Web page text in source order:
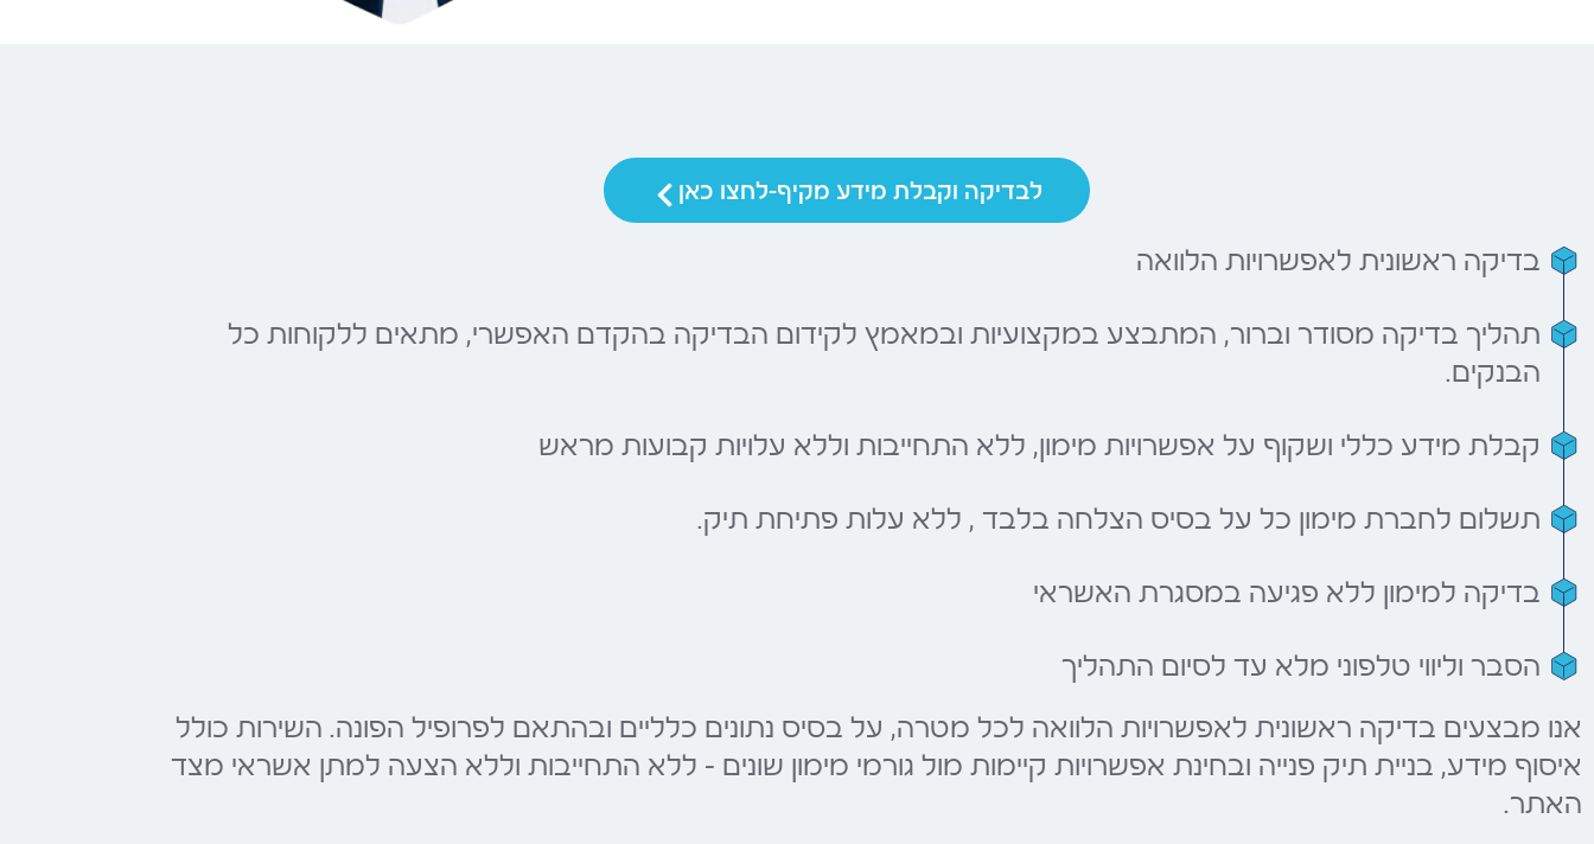
לבדיקה וקבלת מידע מקיף-לחצו כאן
בדיקה ראשונית לאפשרויות הלוואה
תהליך בדיקה מסודר וברור, המתבצע במקצועיות ובמאמץ לקידום הבדיקה בהקדם האפשרי, מתאים ללקוחות כל
הבנקים.
קבלת מידע כללי ושקוף על אפשרויות מימון, ללא התחייבות וללא עלויות קבועות מראש
תשלום לחברת מימון כל על בסיס הצלחה בלבד , ללא עלות פתיחת תיק.
בדיקה למימון ללא פגיעה במסגרת האשראי
הסבר וליווי טלפוני מלא עד לסיום התהליך
אנו מבצעים בדיקה ראשונית לאפשרויות הלוואה לכל מטרה, על בסיס נתונים כלליים ובהתאם לפרופיל הפונה. השירות כולל
איסוף מידע, בניית תיק פנייה ובחינת אפשרויות קיימות מול גורמי מימון שונים – ללא התחייבות וללא הצעה למתן אשראי מצד
האתר.